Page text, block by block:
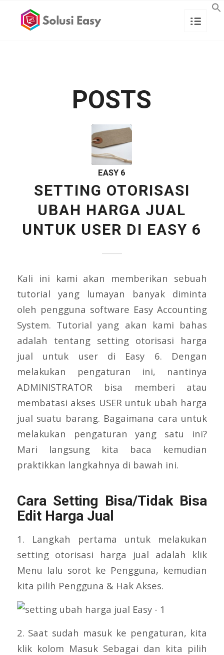
POSTS
EASY 6
SETTING OTORISASI
UBAH HARGA JUAL
UNTUK USER DI EASY 6
Kali ini kami akan memberikan sebuah
tutorial yang lumayan banyak diminta
oleh pengguna software Easy Accounting
System. Tutorial yang akan kami bahas
adalah tentang setting otorisasi harga
jual untuk user di Easy 6. Dengan
melakukan pengaturan ini, nantinya
ADMINISTRATOR bisa memberi atau
membatasi akses USER untuk ubah harga
jual suatu barang. Bagaimana cara untuk
melakukan pengaturan yang satu ini?
Mari langsung kita baca kemudian
praktikkan langkahnya di bawah ini.
Cara Setting Bisa/Tidak Bisa
Edit Harga Jual
1. Langkah pertama untuk melakukan
setting otorisasi harga jual adalah klik
Menu lalu sorot ke Pengguna, kemudian
kita pilih Pengguna & Hak Akses.
2. Saat sudah masuk ke pengaturan, kita
klik kolom Masuk Sebagai dan kita pilih